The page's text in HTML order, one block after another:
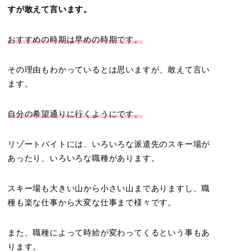
すが敢えて言います。
おすすめの時期は早めの時期です。
その理由もわかっているとは思いますが、敢えて言い
ます。
自分の希望通りに行くようにです。
リゾートバイトには、いろいろな派遣先のスキー場が
あったり、いろいろな職種があります。
スキー場も大きい山から小さい山までありますし、職
種も楽な仕事から大変な仕事まで様々です。
また、職種によって時給が変わってくるという事もあ
ります。